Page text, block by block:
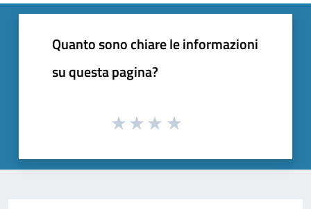
Quanto sono chiare le informazioni
su questa pagina?